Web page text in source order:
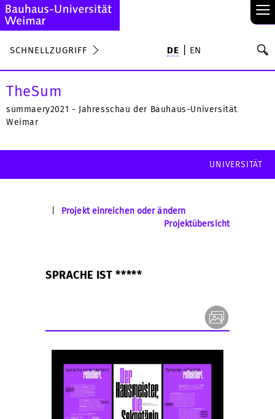
≡
SCHNELLZUGRIFF DE EN
TheSum
summaery2021 - Jahresschau der Bauhaus-Universität
Weimar
UNIVERSITÄT
Projekt einreichen oder ändern
Projektübersicht
SPRACHE IST *****